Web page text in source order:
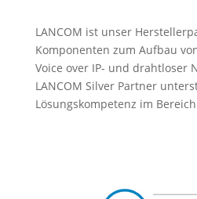
LANCOM ist unser
Komponenten zum Aufbau
Voice over IP- und drahtloser
LANCOM Silver Partner
Lösungskompetenz im